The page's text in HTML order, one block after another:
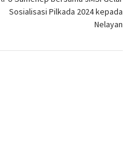
Sosialisasi Pilkada 2024 kepada
Nelayan